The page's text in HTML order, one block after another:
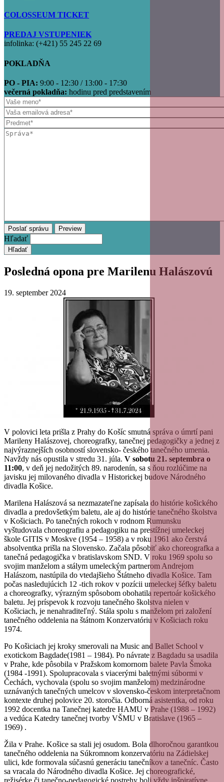
COLOSSEUM TICKET
PREDAJ VSTUPENIEK
infolinka: (+421) 55 245 22 69
POKLADŇA
PO - PIA: 9:00 - 12:30 / 13:00 - 17:30
večerná pokladňa: hodinu pred predstavením
Hľadať
Posledná opona pre Marilenu Halászovú
19. september 2024
V polovici leta prišla z Prahy do Košíc smutná správa o úmrtí pani
Marileny Halászovej, choreografky, tanečnej pedagogičky a jednej z
najvýraznejších osobností slovensko- českého tanečného umenia.
Navždy nás opustila v stredu 31. júla. V sobotu 21. septembra o
11:00, v deň jej nedožitých 89. narodenín, sa s ňou rozlúčime na
javisku jej milovaného divadla v Historickej budove Národného
divadla Košice.
Marilena Halászová sa nezmazateľne zapísala do histórie košického
divadla a predovšetkým baletu, ale aj do histórie tanečného školstva
v Košiciach. Po tanečných rokoch v rodnom Rumunsku
vyštudovala choreografiu a pedagogiku na prestížnej umeleckej
škole GITIS v Moskve (1954 – 1958) a v roku 1961 ako čerstvá
absolventka prišla na Slovensko. Začala pôsobiť ako choreografka a
tanečná pedagogička v bratislavskom SND. V roku 1969 spolu so
svojim manželom a stálym umeleckým partnerom Andrejom
Halászom, nastúpila do vtedajšieho Štátneho divadla Košice. Tam
počas nasledujúcich 12 -tich rokov v pozícii umeleckej šéfky baletu
a choreografky, výrazným spôsobom obohatila repertoár košického
baletu. Jej príspevok k rozvoju tanečného školstva nielen v
Košiciach, je nenahraditeľný. Stála spolu s manželom pri založení
tanečného oddelenia na štátnom Konzervatóriu v Košiciach roku
1974.
Po Košiciach jej kroky smerovali na Music and Ballet School v
exotickom Bagdade(1981 – 1984). Po návrate z Bagdadu sa usadila
v Prahe, kde pôsobila v Pražskom komornom balete Pavla Šmoka
(1984 -1991). Spolupracovala s viacerými baletnými súbormi v
Čechách, vychovala (spolu so svojim manželom) medzinárodne
uznávaných tanečných umelcov v slovensko-českom interpretačnom
kontexte druhej polovice 20. storočia. Odborná asistentka, od roku
1992 docentka na Tanečnej katedre HAMU v Prahe (1988 – 1992)
a vedúca Katedry tanečnej tvorby VŠMU v Bratislave (1965 –
1969) .
Žila v Prahe. Košice sa stali jej osudom. Bola dlhoročnou garantkou
tanečného oddelenia na Súkromnom konzervatóriu na Zádielskej
ulici, kde formovala súčasnú generáciu tanečníkov a tanečníc. Často
sa vracala do Národného divadla Košice. Jej choreografické,
režisérke či tanečno-pedagogické postrehy boli vždy inšpiratívne,